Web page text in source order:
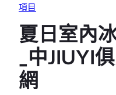
項目
夏日室內
_中JIUYI
網